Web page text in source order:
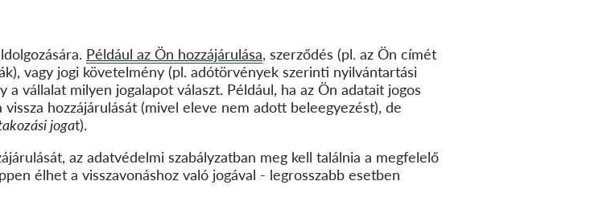
Például az Ön hozzájárulása, szerződés (pl. az Ön címét
vagy jogi követelmény (pl. adótörvények szerinti nyilvántartási
vállalat milyen jogalapot választ. Például, ha az Ön adatait jogos
hozzájárulását (mivel eleve nem adott beleegyezést), de
jogat).
az adatvédelmi szabályzatban meg kell találnia a megfelelő
élhet a visszavonáshoz való jogával - legrosszabb esetben